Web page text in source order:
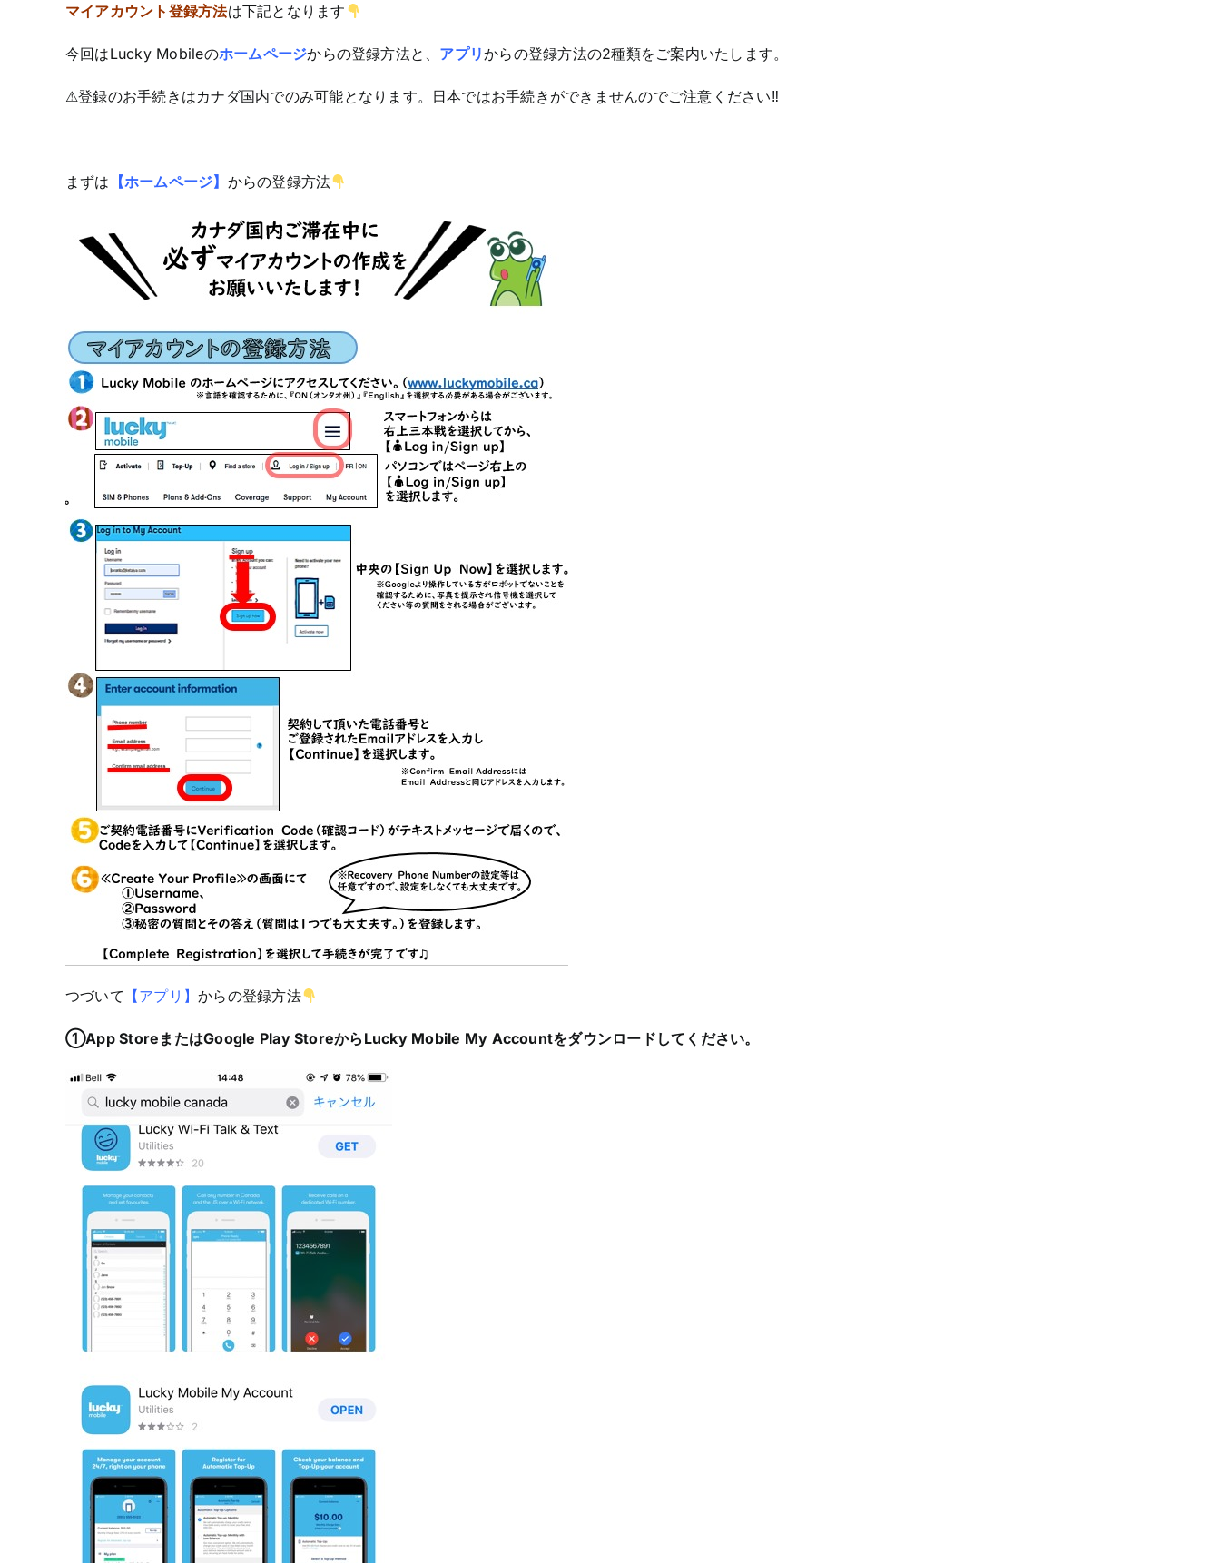
マイアカウント登録方法は下記となります
今回はLucky Mobileのホームページからの登録方法と、 アプリからの登録方法の2種類をご案内いたします。
⚠登録のお手続きはカナダ国内でのみ可能となります。日本ではお手続きができませんのでご注意ください‼
まずは 【ホームページ】 からの登録方法
つづいて 【アプリ】からの登録方法
①App StoreまたはGoogle Play StoreからLucky Mobile My Accountをダウンロードしてください。